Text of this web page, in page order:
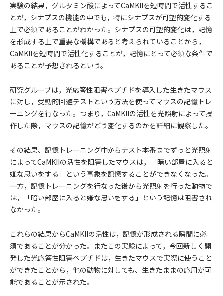
実験の結果，グルタミン酸によってCaMKIIを短時間で活性するこ
とが，シナプスの機能の中でも，特にシナプスが可塑的変化する
上で必須であることがわかった。シナプスの可塑的変化は，記憶
を形成する上で重要な機構であると考えられていることから，
CaMKIIを短時間で活性化することが，記憶にとって必須な条件で
あることが予想されるという。
研究グループは，光応答性阻害ペプチドを導入した生きたマウス
に対し，受動的回避テストという方法を使ってマウスの記憶トレ
ーニングを行なった。つまり，CaMKIIの活性を光照射によって操
作した際，マウスの記憶がどう変化するのかを詳細に観察した。
その結果、記憶トレーニング中からテスト本番までずっと光照射
によってCaMKIIの活性を阻害したマウスは，「暗い部屋に入ると
嫌な思いをする」という事象を記憶することができなくなった。
一方，記憶トレーニングを行なった後から光照射を行った動物で
は，「暗い部屋に入ると嫌な思いをする」という記憶は阻害され
なかった。
これらの結果からCaMKIIの活性は，記憶が形成される瞬間に必
須であることが分かった。またこの実験によって，今回新しく開
発した光応答性阻害ペプチドは，生きたマウスで実際に使うこと
ができたことから，他の動物に対しても、生きたままの応用が可
能であることが示された。